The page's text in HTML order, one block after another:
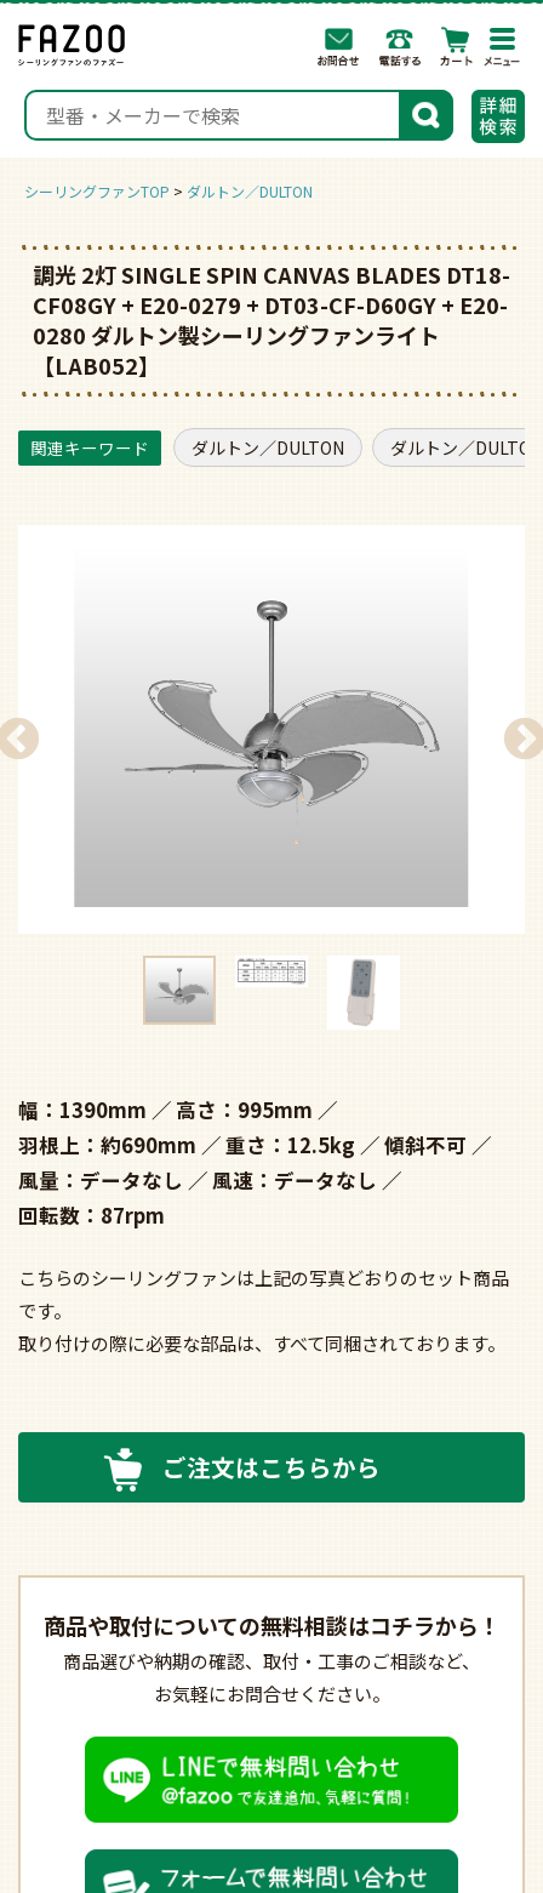
検索
シーリングファンTOP ダルトン／DULTON
調光 2灯 SINGLE SPIN CANVAS BLADES DT18-
CF08GY + E20-0279 + DT03-CF-D60GY + E20-
0280 ダルトン製シーリングファンライト
【LAB052】
ダルトン／DULTON ダルトン／
幅：1390mm
高さ：995mm
羽根上：約690mm
重さ：12.5kg
傾斜不可
風量：データなし
風速：データなし
回転数：87rpm
こちらのシーリングファンは上記の写真どおりのセット商品
です。
取り付けの際に必要な部品は、すべて同梱されております。
ご注文はこちらから
商品や取付についての無料相談はコチラから！
商品選びや納期の確認、 取付・工事のご相談など、
お気軽にお問合せください。